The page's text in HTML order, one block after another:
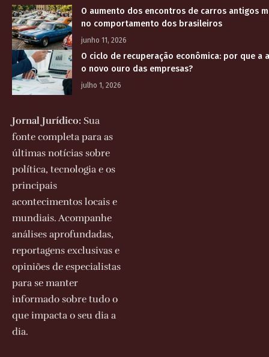
O aumento dos encontros de carros antigos
no comportamento dos brasileiros
junho 11, 2026
O ciclo de recuperação econômica: por que a
o novo ouro das empresas?
julho 1, 2026
Jornal Jurídico: Sua
fonte completa para as
últimas notícias sobre
política, tecnologia e os
principais
acontecimentos locais e
mundiais. Acompanhe
análises aprofundadas,
reportagens exclusivas e
opiniões de especialistas
para se manter
informado sobre tudo o
que impacta o seu dia a
dia.